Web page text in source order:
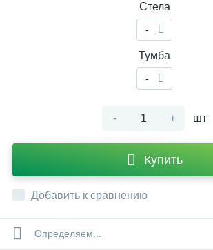
Стела
-
Тумба
-
- + шт
Купить
Добавить к сравнению
Определяем...